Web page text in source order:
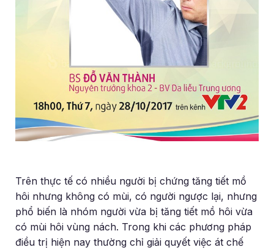
Trên thực tế có nhiều người bị chứng tăng tiết mồ
hôi nhưng không có mùi, có người ngược lại, nhưng
phổ biến là nhóm người vừa bị tăng tiết mồ hôi vừa
có mùi hôi vùng nách. Trong khi các phương pháp
điều trị hiện nay thường chỉ giải quyết việc át chế